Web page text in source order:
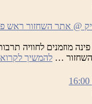
להמשיך לקרוא
16:00